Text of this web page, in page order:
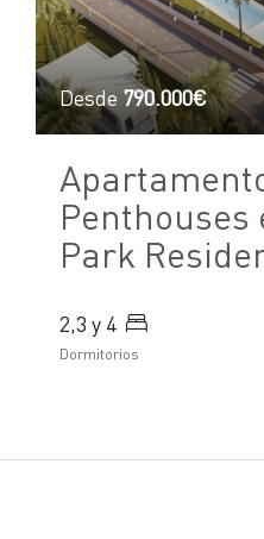
Desde 790.000€
Penthouses
Park
2,3 y 4
Dormitorios